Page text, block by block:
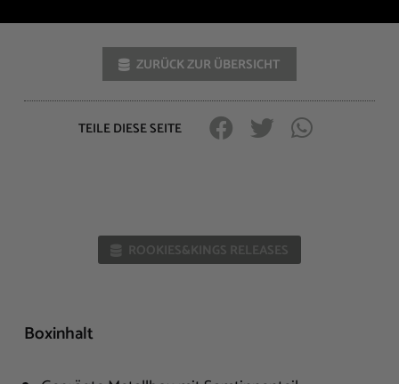
ZURÜCK ZUR ÜBERSICHT
TEILE DIESE SEITE
ROOKIES&KINGS RELEASES
Boxinhalt